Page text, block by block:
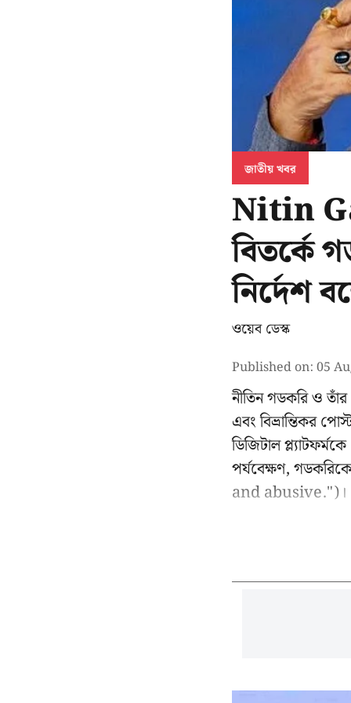
জাতীয় খবর
Nitin
বিতর্কে
নির্দেশ
ওয়েব ডেস্ক
Published on: 05
নীতিন গডকরি ও
এবং বিভ্রান্তিকর
ডিজিটাল
পর্যবেক্ষণ,
and abusive.")।